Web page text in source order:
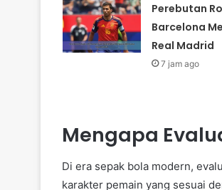
Perebutan
Barcelona
Real Madrid
7 jam ago
Mengapa
Di era sepak bola modern,
karakter pemain yang sesuai